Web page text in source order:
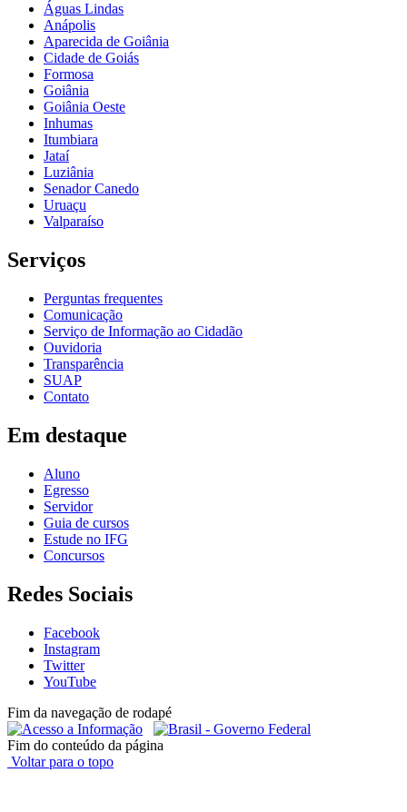
Águas Lindas
Anápolis
Aparecida de Goiânia
Cidade de Goiás
Formosa
Goiânia
Goiânia Oeste
Inhumas
Itumbiara
Jataí
Luziânia
Senador Canedo
Uruaçu
Valparaíso
Serviços
Perguntas frequentes
Comunicação
Serviço de Informação ao Cidadão
Ouvidoria
Transparência
SUAP
Contato
Em destaque
Aluno
Egresso
Servidor
Guia de cursos
Estude no IFG
Concursos
Redes Sociais
Facebook
Instagram
Twitter
YouTube
Fim da navegação de rodapé
Fim do conteúdo da página
Voltar para o topo